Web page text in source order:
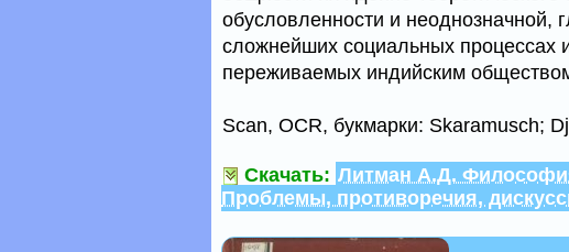
обусловленности и неоднозначной,
сложнейших социальных процессах
переживаемых индийским
Scan, OCR, букмарки: Skaramusch;
Скачать: Литман А.Д.
Проблемы, противоречия,